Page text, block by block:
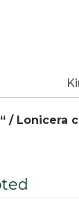
/ Lonicera